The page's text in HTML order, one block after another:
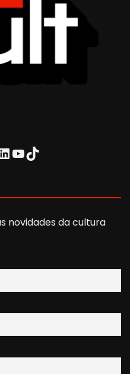
Youtube
TikTok
novidades da cultura